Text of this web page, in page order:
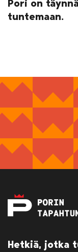
Pori on
tuntemaan.
Hetkiä, jotka